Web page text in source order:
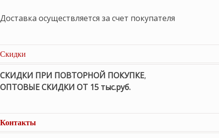
Доставка осуществляется за счет покупателя
Скидки
СКИДКИ ПРИ ПОВТОРНОЙ ПОКУПКЕ,
ОПТОВЫЕ СКИДКИ ОТ 15 тыс.руб.
Контакты